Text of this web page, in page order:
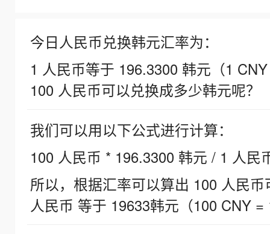
今日人民币兑换韩元汇率为：
1 人民币等于 196.3300 韩元（1
100 人民币可以兑换成多少韩元呢？
我们可以用以下公式进行计算：
100 人民币 * 196.3300 韩元 / 1 人民
所以，根据汇率可以算出 100 人民
人民币 等于 19633韩元（100 CNY =